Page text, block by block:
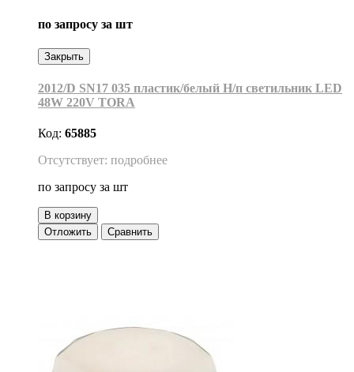
по запросу за шт
Закрыть
2012/D SN17 035 пластик/белый Н/п светильник LED
48W 220V TORA
Код: 65885
Отсутствует: подробнее
по запросу за шт
В корзину
Отложить
Сравнить